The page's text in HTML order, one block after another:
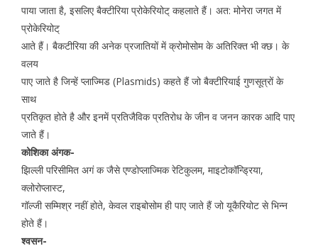
पाया जाता है, इसलिए बैक्टीरिया प्रोकेरियोट् कहलाते हैं। अत: मोनेरा जगत में
प्रोकेरियोट्
आते हैं। बैकटीरिया की अनेक प्रजातियों में क्रोमोसोम के अतिरिक्त भी क्छ। के
वलय
पाए जाते है जिन्हें प्लाज्मिड (Plasmids) कहते हैं जो बैक्टीरियाई गुणसूत्रों के
साथ
प्रतिकृत होते है और इनमें प्रतिजैविक प्रतिरोध के जीन व जनन कारक आदि पाए
जाते हैं।
कोशिका अंगक-
झिल्ली परिसीमित अगं क जैसे एण्डोप्लाज्मिक रेटिकुलम, माइटोकॉन्ड्रिया,
क्लोरोप्लास्ट,
गॉल्जी सम्मिश्र नहीं होते, केवल राइबोसोम ही पाए जाते हैं जो यूकैरियोट से भिन्न
होते हैं।
श्वसन-